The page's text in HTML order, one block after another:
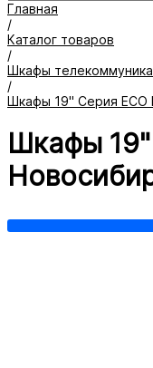
Главная
/
Каталог товаров
/
Шкафы
/
Шкафы 19" Серия ECO
Шкафы 19"